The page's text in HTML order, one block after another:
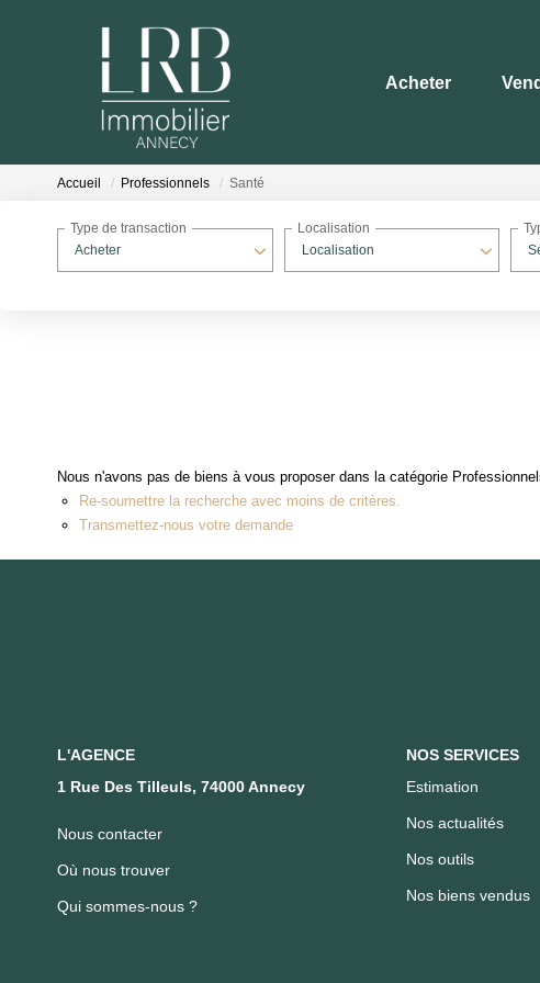
Acheter
Accueil Professionnels Santé
Acheter
Type de transaction
Localisation
Localisation
Nous n'avons pas de biens à vous proposer dans la catégorie
Re-soumettre la recherche avec moins de critères.
Transmettez-nous votre demande
L'AGENCE
1 Rue Des Tilleuls, 74000 Annecy
Nous contacter
Où nous trouver
Qui sommes-nous ?
NOS SERVICES
Estimation
Nos actualités
Nos outils
Nos biens vendus